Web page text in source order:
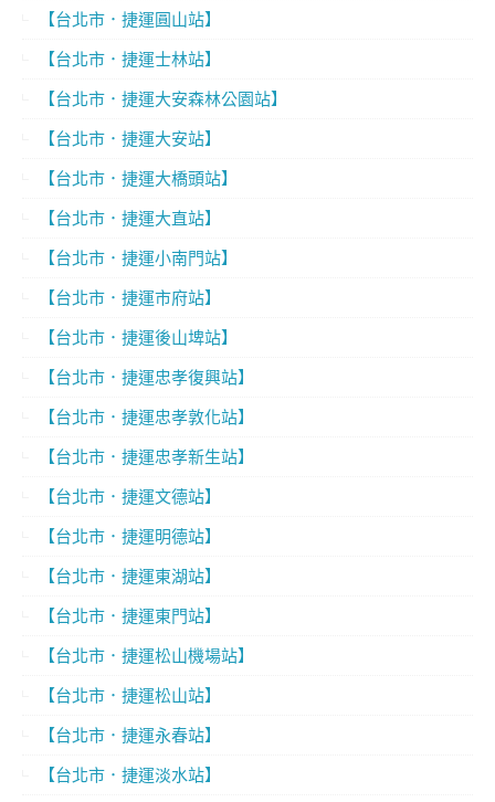
【台北市．捷運圓山站】
【台北市．捷運士林站】
【台北市．捷運大安森林公園站】
【台北市．捷運大安站】
【台北市．捷運大橋頭站】
【台北市．捷運大直站】
【台北市．捷運小南門站】
【台北市．捷運市府站】
【台北市．捷運後山埤站】
【台北市．捷運忠孝復興站】
【台北市．捷運忠孝敦化站】
【台北市．捷運忠孝新生站】
【台北市．捷運文德站】
【台北市．捷運明德站】
【台北市．捷運東湖站】
【台北市．捷運東門站】
【台北市．捷運松山機場站】
【台北市．捷運松山站】
【台北市．捷運永春站】
【台北市．捷運淡水站】